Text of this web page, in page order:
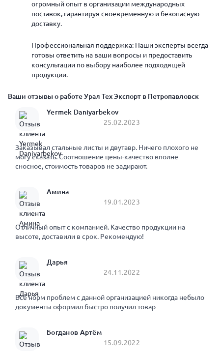
огромный опыт в организации международных
поставок, гарантируя своевременную и безопасную
доставку.
Профессиональная поддержка: Наши эксперты всегда
готовы ответить на ваши вопросы и предоставить
консультации по выбору наиболее подходящей
продукции.
Ваши отзывы о работе Урал Тех Экспорт в Петропавловск
Yermek Daniyarbekov
25.02.2023
Заказывал стальные листы и двутавр. Ничего плохого не
могу сказать. Соотношение цены-качество вполне
сносное, стоимость товаров не задирают.
Амина
19.01.2023
Отличный опыт с компанией. Качество продукции на
высоте, доставили в срок. Рекомендую!
Дарья
24.11.2022
Все норм проблем с данной организацией никогда небыло
документы оформил быстро получил товар
Богданов Артём
15.09.2022